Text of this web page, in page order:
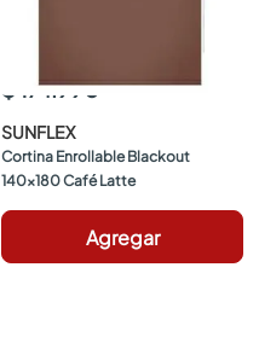
$ 174.990
SUNFLEX
Cortina Enrollable Blackout
140x180 Café Latte
Agregar